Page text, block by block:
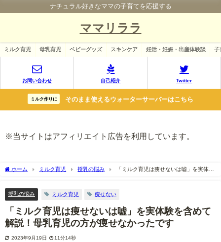
ナチュラル好きなママの子育てを応援する
ママリララ
ミルク育児 母乳育児 ベビーグッズ スキンケア 妊活・妊娠・出産体験談 子
お問い合わせ 自己紹介 Twitter
ミルク作りに そのまま使えるウォーターサーバーはこちら
※当サイトはアフィリエイト広告を利用しています。
ホーム ミルク育児 授乳の悩み
「ミルク育児は痩せないは嘘」を実体験
授乳の悩み ミルク育児 痩せない
「ミルク育児は痩せないは嘘」を実体験を含めて
解説！母乳育児の方が痩せなかったです
2023年9月19日 11分14秒